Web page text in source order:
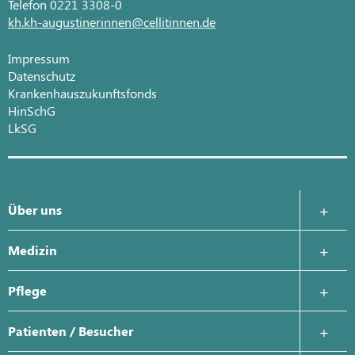
Telefon 0221 3308-0
kh.kh-augustinerinnen@cellitinnen.de
Impressum
Datenschutz
Krankenhauszukunftsfonds
HinSchG
LkSG
Über uns
Krankenhausleitung
Geschichte
Qualitäts- und Risikomanagement
Medizin
Zentrale Notaufnahme
Intensivstation
Pflege
Ansprechpartner
Patienten / Besucher